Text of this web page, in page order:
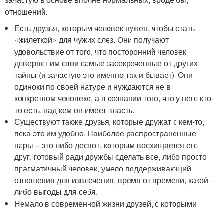
отношений.
Есть друзья, которым человек нужен, чтобы стать
«жилеткой» для чужих слез. Они получают
удовольствие от того, что посторонний человек
доверяет им свои самые засекреченные от других
тайны (и зачастую это именно так и бывает). Они
одиноки по своей натуре и нуждаются не в
конкретном человеке, а в сознании того, что у него кто-
то есть, над кем он имеет власть.
Существуют также друзья, которые дружат с кем-то,
пока это им удобно. Наиболее распространенные
пары – это либо деспот, которым восхищается его
друг, готовый ради дружбы сделать все, либо просто
прагматичный человек, умело поддерживающий
отношения для извлечения, время от времени, какой-
либо выгоды для себя.
Немало в современной жизни друзей, с которыми